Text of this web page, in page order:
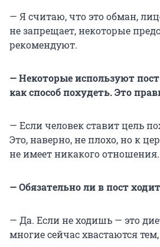
— Я считаю, что это обман,
не запрещает, некоторые
рекомендуют.
— Некоторые используют
как способ похудеть. Это
— Если человек ставит цель
Это, наверно, не плохо, но к
не имеет никакого отношения.
—Обязательно ли в пост
— Да. Если не ходишь — это
многие сейчас хвастаются